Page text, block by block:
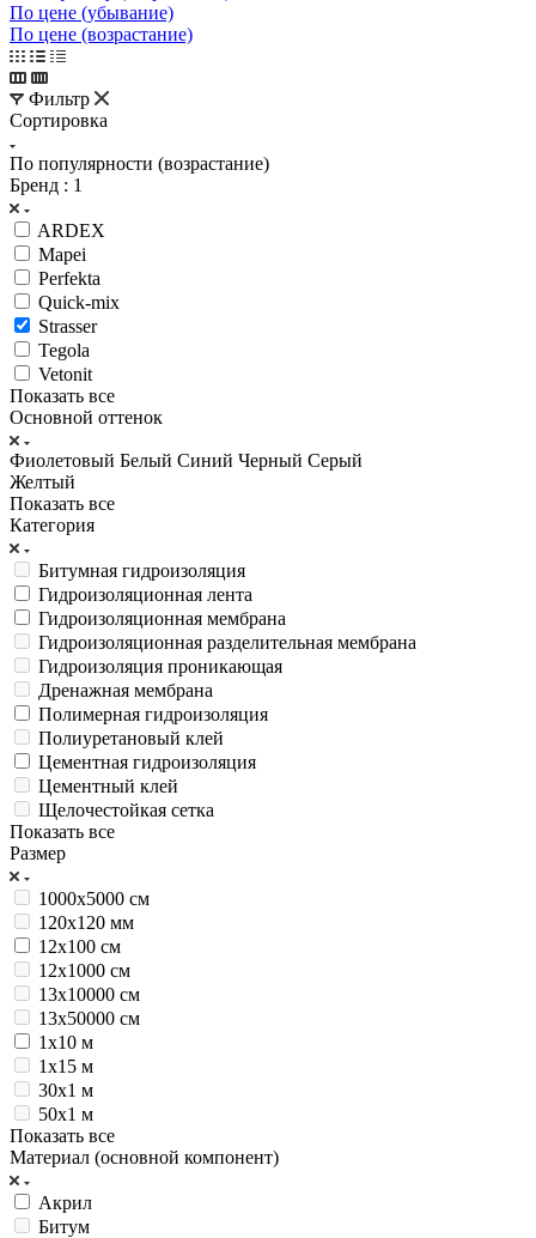
По цене (убывание)
По цене (возрастание)
Фильтр
Сортировка
По популярности (возрастание)
Бренд : 1
ARDEX
Mapei
Perfekta
Quick-mix
Strasser
Tegola
Vetonit
Показать все
Основной оттенок
Фиолетовый Белый Синий Черный Серый
Желтый
Показать все
Категория
Битумная гидроизоляция
Гидроизоляционная лента
Гидроизоляционная мембрана
Гидроизоляционная разделительная мембрана
Гидроизоляция проникающая
Дренажная мембрана
Полимерная гидроизоляция
Полиуретановый клей
Цементная гидроизоляция
Цементный клей
Щелочестойкая сетка
Показать все
Размер
1000х5000 см
120х120 мм
12х100 см
12х1000 см
13х10000 см
13х50000 см
1х10 м
1х15 м
30х1 м
50х1 м
Показать все
Материал (основной компонент)
Акрил
Битум